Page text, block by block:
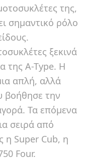
της,
σημαντικό ρόλο
ξεκινά
της A-Type. Η
απλή, αλλά
βοήθησε την
Τα επόμενα
σειρά από
η Super Cub, η
Four.